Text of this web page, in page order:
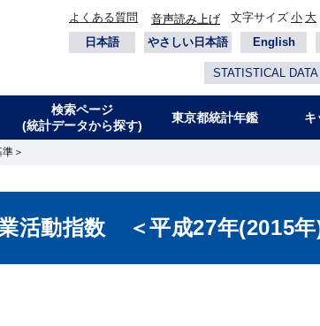
よくある質問 音声読み上げ 文字サイズ 小 大
日本語
やさしい日本語 English
STATISTICAL DATA
検索ページ
(統計データから探す)
東京都統計年鑑 キ
＞
活動指数 ＜平成27年(2015年